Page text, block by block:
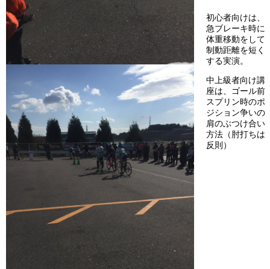
初心者向けは、
急ブレーキ時に
体重移動をして
制動距離を短く
する実演。
中上級者向け講
座は、ゴール前
スプリン時のポ
ジション争いの
肩のぶつけ合い
方法（肘打ちは
反則）